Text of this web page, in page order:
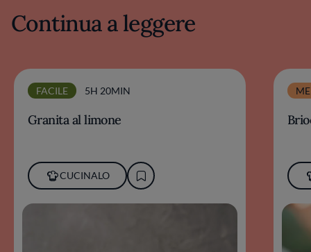
Continua a leggere
FACILE 5H 20MIN
Granita al limone
CUCINALO